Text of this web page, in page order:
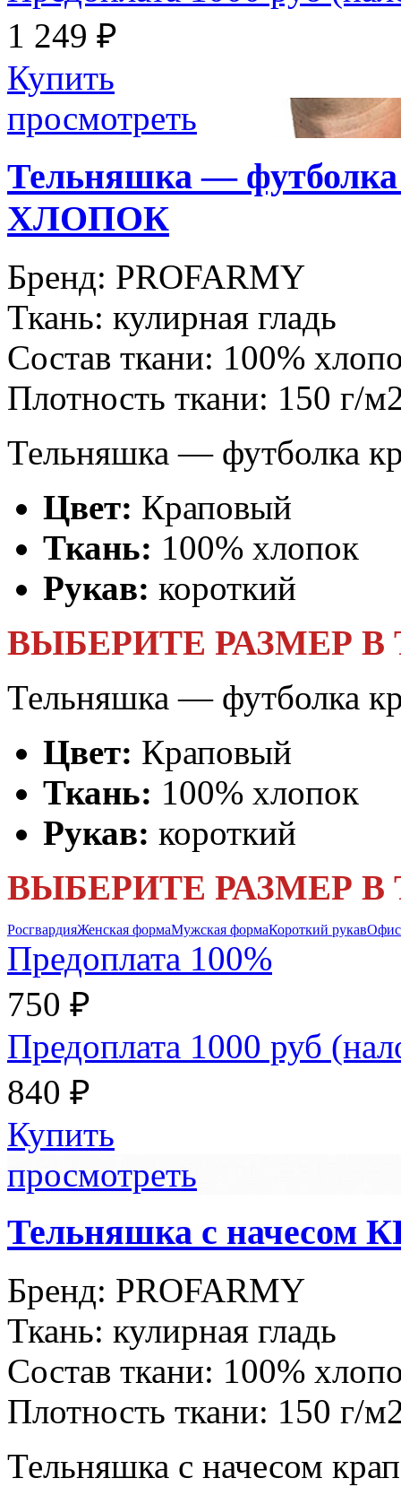
1 249 ₽
Купить
просмотреть
Тельняшка —
ХЛОПОК
Бренд: PROFARMY
Ткань: кулирная гладь
Состав ткани: 100%
Плотность ткани: 150 г/
Тельняшка — футболка
Цвет: Краповый
Ткань: 100% хлопок
Рукав: короткий
ВЫБЕРИТЕ РАЗМЕР В
Тельняшка — футболка
Цвет: Краповый
Ткань: 100% хлопок
Рукав: короткий
ВЫБЕРИТЕ РАЗМЕР В
РосгвардияЖенская формаМужская формаКороткий рукав
Предоплата 100%
750 ₽
Предоплата 1000 руб
840 ₽
Купить
просмотреть
Тельняшка с
Бренд: PROFARMY
Ткань: кулирная гладь
Состав ткани: 100%
Плотность ткани: 150 г/
Тельняшка с начесом